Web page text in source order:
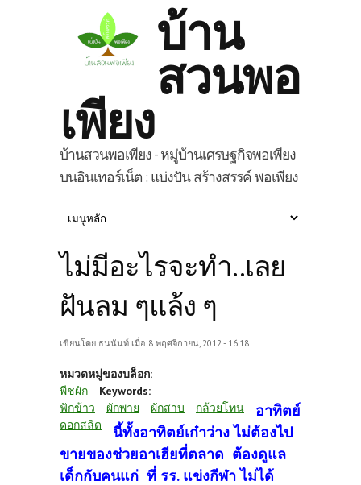
บ้าน
สวนพอ
เพียง
บ้านสวนพอเพียง - หมู่บ้านเศรษฐกิจพอเพียง
บนอินเทอร์เน็ต : แบ่งปัน สร้างสรรค์ พอเพียง
ไม่มีอะไรจะทำ..เลย
ฝันลม ๆแล้ง ๆ
เขียนโดย ธนนันท์ เมื่อ 8 พฤศจิกายน, 2012 - 16:18
หมวดหมู่ของบล็อก:
พืชผัก
Keywords:
ฟักข้าว
ผักพาย ผักสาบ
กล้วยโทน
ดอกสลิด
อาทิตย์
นี้ทั้งอาทิตย์เก๋าว่าง ไม่ต้องไป
ขายของช่วยอาเฮียที่ตลาด ต้องดูแล
เด็กกับคนแก่ ที่ รร. แข่งกีฬา ไม่ได้